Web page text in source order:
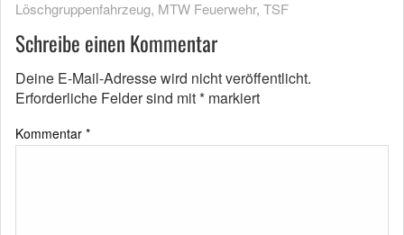
Löschgruppenfahrzeug, MTW Feuerwehr, TSF
Schreibe einen Kommentar
Deine E-Mail-Adresse wird nicht veröffentlicht.
Erforderliche Felder sind mit* markiert
Kommentar *